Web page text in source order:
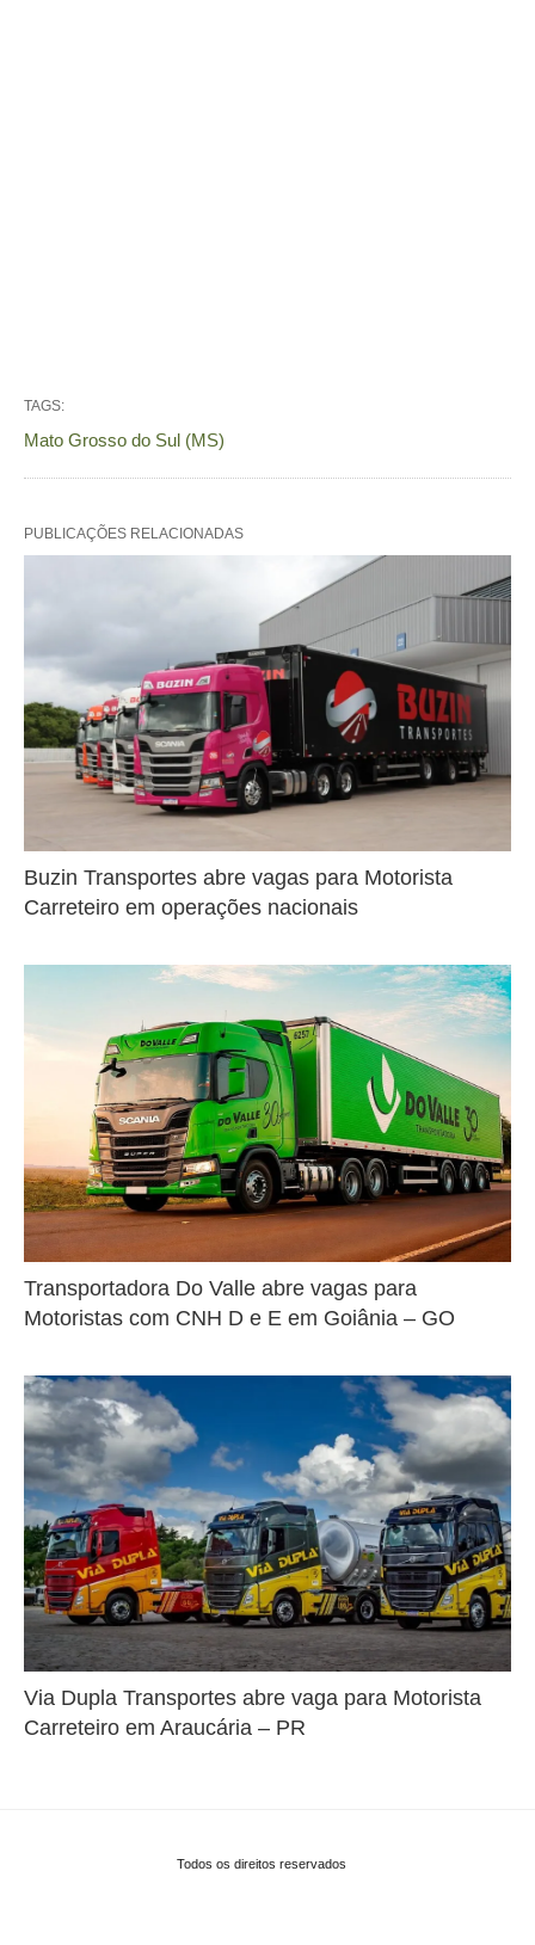
TAGS:
Mato Grosso do Sul (MS)
PUBLICAÇÕES RELACIONADAS
Buzin Transportes abre vagas para Motorista
Carreteiro em operações nacionais
Transportadora Do Valle abre vagas para
Motoristas com CNH D e E em Goiânia – GO
Via Dupla Transportes abre vaga para Motorista
Carreteiro em Araucária – PR
Todos os direitos reservados